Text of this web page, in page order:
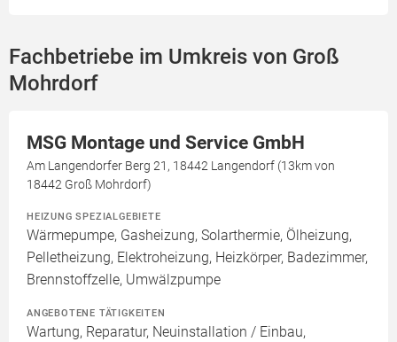
Fachbetriebe im Umkreis von Groß
Mohrdorf
MSG Montage und Service GmbH
Am Langendorfer Berg 21, 18442 Langendorf (13km von
18442 Groß Mohrdorf)
HEIZUNG SPEZIALGEBIETE
Wärmepumpe, Gasheizung, Solarthermie, Ölheizung,
Pelletheizung, Elektroheizung, Heizkörper, Badezimmer,
Brennstoffzelle, Umwälzpumpe
ANGEBOTENE TÄTIGKEITEN
Wartung, Reparatur, Neuinstallation / Einbau,